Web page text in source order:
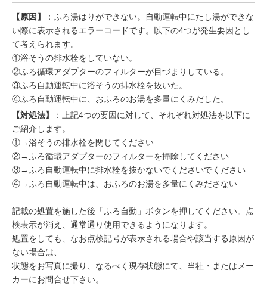
【原因】
：ふろ湯はりができない。自動運転中にたし湯ができな
い際に表示されるエラーコードです。以下の4つが発生要因とし
て考えられます。
①浴そうの排水栓をしていない。
②ふろ循環アダプターのフィルターが目づまりしている。
③ふろ自動運転中に浴そうの排水栓を抜いた。
④ふろ自動運転中に、おふろのお湯を多量にくみだした。
【対処法】
：上記4つの要因に対して、それぞれ対処法を以下に
ご紹介します。
①→浴そうの排水栓を閉じてください
②→ふろ循環アダプターのフィルターを掃除してください
③→ふろ自動運転中に排水栓を抜かないでくださいでください
④→ふろ自動運転中は、おふろのお湯を多量にくみださない
記載の処置を施した後「ふろ自動」ボタンを押してください。点
検表示が消え、通常通り使用できるようになります。
処置をしても、なお点検記号が表示される場合や該当する原因が
ない場合は、
状態をお写真に撮り、なるべく現存状態にて、当社・またはメー
カーにお問合せ下さい。